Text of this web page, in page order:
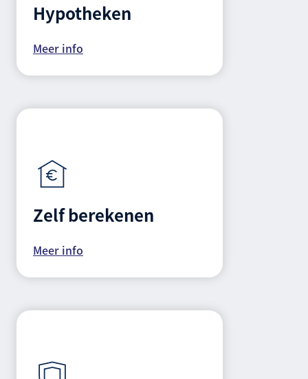
Hypotheken
Meer info
Zelf berekenen
Meer info